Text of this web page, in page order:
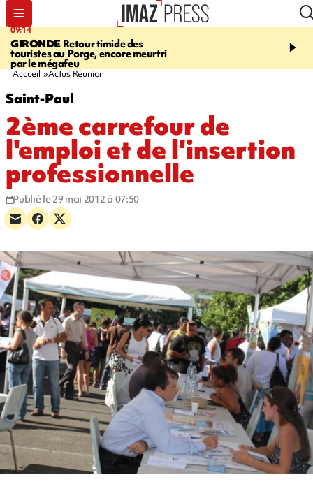
09:14
GIRONDE Retour timide des
touristes au Porge, encore meurtri
par le mégafeu
13:09
Des
font cinq morts en
Accueil Actus Réunion
Saint-Paul
2ème carrefour de
l'emploi et de l'insertion
professionnelle
Publié le 29 mai 2012 à 07:50